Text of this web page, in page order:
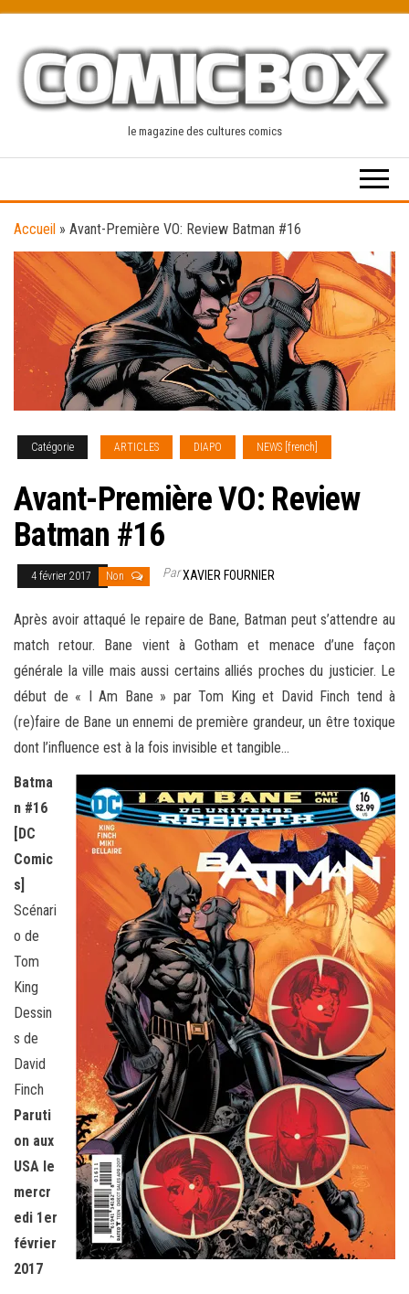
content
le magazine des cultures comics
Accueil » Avant-Première VO: Review Batman #16
Catégorie ARTICLES DIAPO NEWS [french]
Avant-Première VO: Review
Batman #16
4 février 2017 Non ParXAVIER FOURNIER
Après avoir attaqué le repaire de Bane, Batman peut s’attendre au
match retour. Bane vient à Gotham et menace d’une façon
générale la ville mais aussi certains alliés proches du justicier. Le
début de « I Am Bane » par Tom King et David Finch tend à
(re)faire de Bane un ennemi de première grandeur, un être toxique
dont l’influence est à la fois invisible et tangible…
Batma
n #16
[DC
Comic
s]
Scénari
o de
Tom
King
Dessin
s de
David
Finch
Paruti
on aux
USA le
mercr
edi 1er
février
2017